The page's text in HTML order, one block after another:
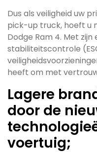
Dus als veiligheid uw
pick-up truck, hoeft u
Dodge Ram 4. Met
stabiliteitscontrole
heeft om met
Lagere
door de
voertuig;